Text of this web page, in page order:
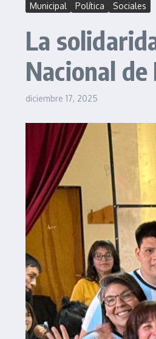
Municipal Política Sociales
La
Nacional
diciembre 17, 2025